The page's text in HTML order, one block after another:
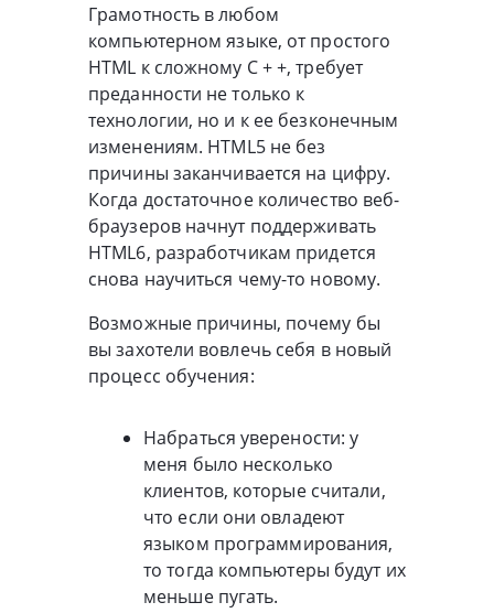
Грамотность в любом
компьютерном языке, от простого
HTML к сложному C + +, требует
преданности не только к
технологии, но и к ее безконечным
изменениям. HTML5 не без
причины заканчивается на цифру.
Когда достаточное количество веб-
браузеров начнут поддерживать
HTML6, разработчикам придется
снова научиться чему-то новому.
Возможные причины, почему бы
вы захотели вовлечь себя в новый
процесс обучения:
Набраться уверености: у
меня было несколько
клиентов, которые считали,
что если они овладеют
языком программирования,
то тогда компьютеры будут их
меньше пугать.